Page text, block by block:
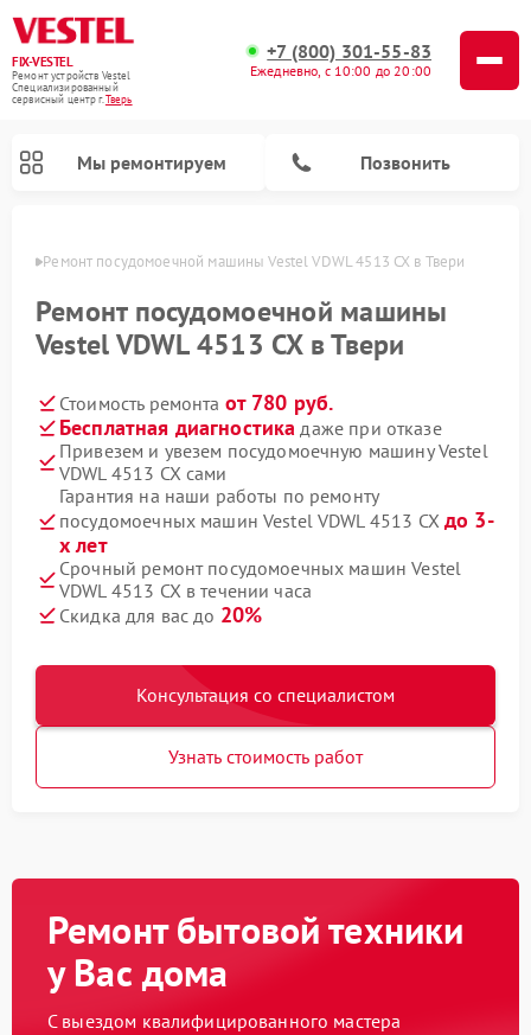
FIX-VESTEL
Ремонт устройств Vestel
Специализированный
cервисный центр г.Тверь
+7 (800) 301-55-83
Ежедневно, с 10:00 до 20:00
Мы ремонтируем Позвонить
Ремонт посудомоечной машины Vestel VDWL 4513 CX в Твери
Ремонт посудомоечной машины
Vestel VDWL 4513 CX в Твери
Стоимость ремонта от 780 руб.
Бесплатная диагностика даже при отказе
Привезем и увезем посудомоечную машину Vestel
VDWL 4513 CX сами
Гарантия на наши работы по ремонту
посудомоечных машин Vestel VDWL 4513 CX до 3-
х лет
Срочный ремонт посудомоечных машин Vestel
VDWL 4513 CX в течении часа
Скидка для вас до 20%
Консультация со специалистом
Узнать стоимость работ
Ремонт бытовой техники
у Вас дома
С выездом квалифицированного мастера